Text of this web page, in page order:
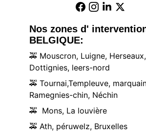
Nos zones d'
BELGIQUE:
🚕 Mouscron, Luigne, Herseaux,
Dottignies, leers-nord
🚕 Tournai,Templeuve,
Ramegnies-chin, Néchin
🚕
  Mons, La louvière
🚕 Ath, péruwelz, Bruxelles